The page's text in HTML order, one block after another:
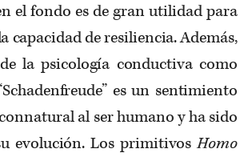
el fondo es de gran utilidad para
capacidad de resiliencia. Además,
la psicología conductiva como
es un sentimiento
al ser humano y ha sido
evolución. Los primitivosHomo